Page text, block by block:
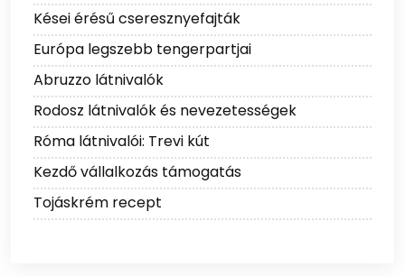
Kései érésű cseresznyefajták
Európa legszebb tengerpartjai
Abruzzo látnivalók
Rodosz látnivalók és nevezetességek
Róma látnivalói: Trevi kút
Kezdő vállalkozás támogatás
Tojáskrém recept